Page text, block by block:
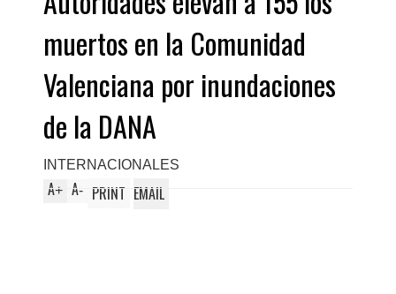
muertos en la Comunidad
Valenciana por inundaciones
de la DANA
INTERNACIONALES
A+ A- PRINT EMAIL